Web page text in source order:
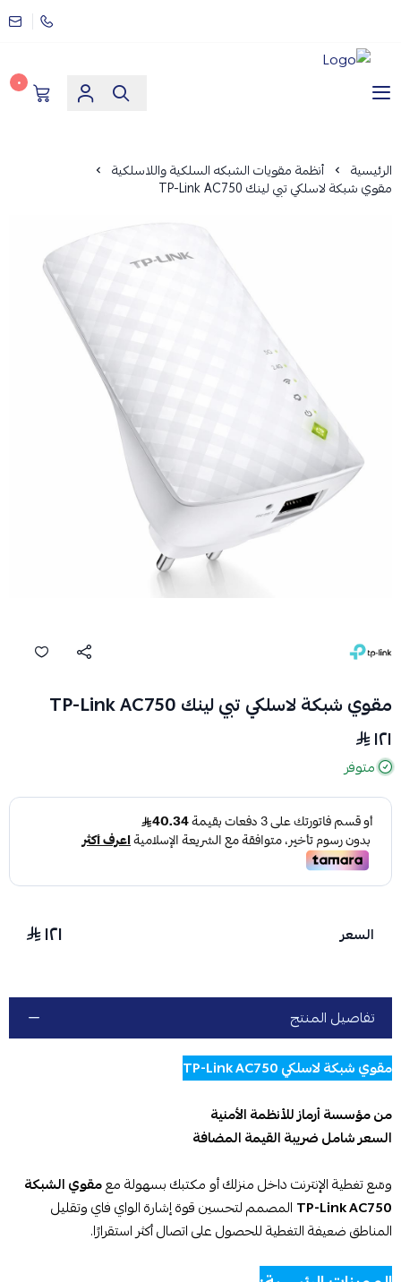
٠
الرئيسية أنظمة مقويات الشبكه السلكية واللاسلكية
مقوي شبكة لاسلكي تبي لينك TP-Link AC750
مقوي شبكة لاسلكي تبي لينك TP-Link AC750
١٢١
متوفر
السعر ١٢١
تفاصيل المنتج
مقوي شبكة لاسلكي TP-Link AC750
من مؤسسة أرماز للأنظمة الأمنية
السعر شامل ضريبة القيمة المضافة
وسّع تغطية الإنترنت داخل منزلك أو مكتبك بسهولة معمقوي الشبكة
TP-Link AC750 المصمم لتحسين قوة إشارة الواي فاي وتقليل
المناطق ضعيفة التغطية للحصول على اتصال أكثر استقرارًا.